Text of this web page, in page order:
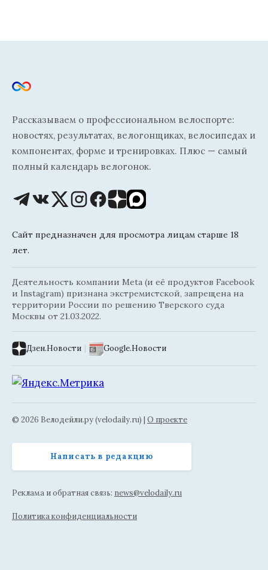
Рассказываем о профессиональном велоспорте:
новостях, результатах, велогонщиках, велосипедах и
компонентах, форме и тренировках. Плюс — самый
полный календарь велогонок.
Сайт предназначен для просмотра лицам старше 18
лет.
Деятельность компании Meta (и её продуктов Facebook
и Instagram) признана экстремистской, запрещена на
территории России по решению Тверского суда
Москвы от 21.03.2022.
Дзен.Новости | Google.Новости
© 2026 Велодейли.ру (velodaily.ru) | О проекте
Написать в редакцию
Реклама и обратная связь: news@velodaily.ru
Политика конфиденциальности